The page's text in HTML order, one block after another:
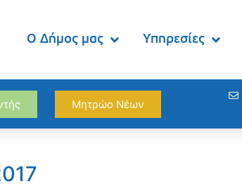
Ο Δήμος μας Υπηρεσίες
Μητρώο Νέων